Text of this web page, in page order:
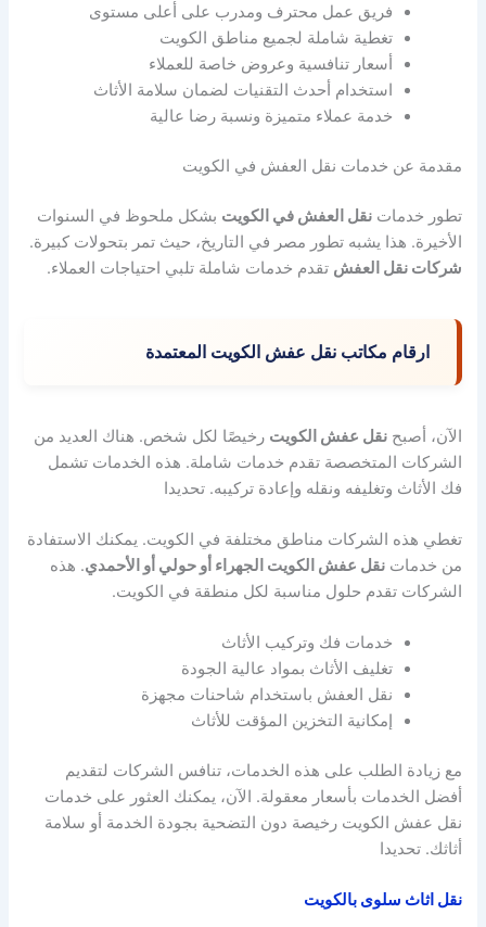
فريق عمل محترف ومدرب على أعلى مستوى
تغطية شاملة لجميع مناطق الكويت
أسعار تنافسية وعروض خاصة للعملاء
استخدام أحدث التقنيات لضمان سلامة الأثاث
خدمة عملاء متميزة ونسبة رضا عالية
مقدمة عن خدمات نقل العفش في الكويت
تطور خدماتنقل العفش في الكويت بشكل ملحوظ في السنوات
الأخيرة. هذا يشبه تطور مصر في التاريخ، حيث تمر بتحولات كبيرة.
شركات نقل العفش تقدم خدمات شاملة تلبي احتياجات العملاء.
ارقام مكاتب نقل عفش الكويت المعتمدة
الآن، أصبحنقل عفش الكويت رخيصًا لكل شخص. هناك العديد من
الشركات المتخصصة تقدم خدمات شاملة. هذه الخدمات تشمل
فك الأثاث وتغليفه ونقله وإعادة تركيبه. تحديدا
تغطي هذه الشركات مناطق مختلفة في الكويت. يمكنك الاستفادة
من خدماتنقل عفش الكويت الجهراء أو حولي أو الأحمدي. هذه
الشركات تقدم حلول مناسبة لكل منطقة في الكويت.
خدمات فك وتركيب الأثاث
تغليف الأثاث بمواد عالية الجودة
نقل العفش باستخدام شاحنات مجهزة
إمكانية التخزين المؤقت للأثاث
مع زيادة الطلب على هذه الخدمات، تنافس الشركات لتقديم
أفضل الخدمات بأسعار معقولة. الآن، يمكنك العثور على خدمات
نقل عفش الكويت رخيصة دون التضحية بجودة الخدمة أو سلامة
أثاثك. تحديدا
نقل اثاث سلوى بالكويت